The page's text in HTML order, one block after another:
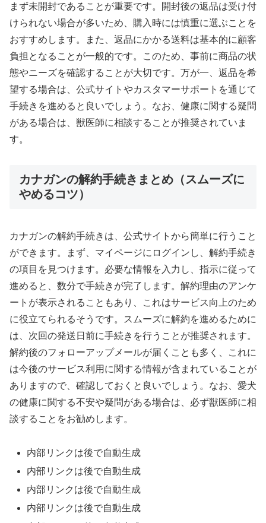
まず未開封であることが重要です。開封後の返品は受け付
けられない場合が多いため、購入時には慎重に選ぶことを
おすすめします。また、返品にかかる送料は基本的に顧客
負担となることが一般的です。このため、事前に商品の状
態やニーズを確認することが大切です。万が一、返品を希
望する場合は、公式サイトやカスタマーサポートを通じて
手続きを進めると良いでしょう。なお、健康に関する疑問
がある場合は、獣医師に相談することが推奨されていま
す。
カナガンの解約手続きまとめ（スムーズに
やめるコツ）
カナガンの解約手続きは、公式サイトから簡単に行うこと
ができます。まず、マイページにログインし、解約手続き
の項目を見つけます。必要な情報を入力し、指示に従って
進めると、数分で手続きが完了します。解約理由のアンケ
ートが表示されることもあり、これはサービス向上のため
に役立てられるそうです。スムーズに解約を進めるために
は、次回の発送日前に手続きを行うことが推奨されます。
解約後のフォローアップメールが届くことも多く、これに
は今後のサービス利用に関する情報が含まれていることが
ありますので、確認しておくと良いでしょう。なお、愛犬
の健康に関する不安や疑問がある場合は、必ず獣医師に相
談することをお勧めします。
内部リンクは後で自動生成
内部リンクは後で自動生成
内部リンクは後で自動生成
内部リンクは後で自動生成